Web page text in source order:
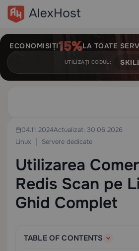
ECONOMISIȚI LA TOATE
UTILIZAȚI CODUL:
04.11.2024Actualizat: 30.06.2026
Linux
Servere dedicate
Utilizarea
Redis Scan pe
Ghid Complet
TABLE OF CONTENTS